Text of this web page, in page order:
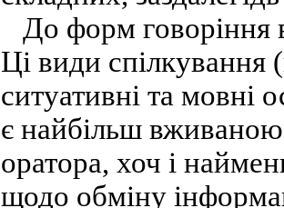
До форм говоріння
Ці види спілкування
ситуативні та мовні
є найбільш
оратора, хоч і
щодо обміну